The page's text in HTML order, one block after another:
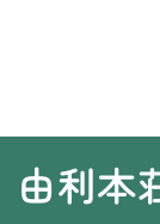
由利本